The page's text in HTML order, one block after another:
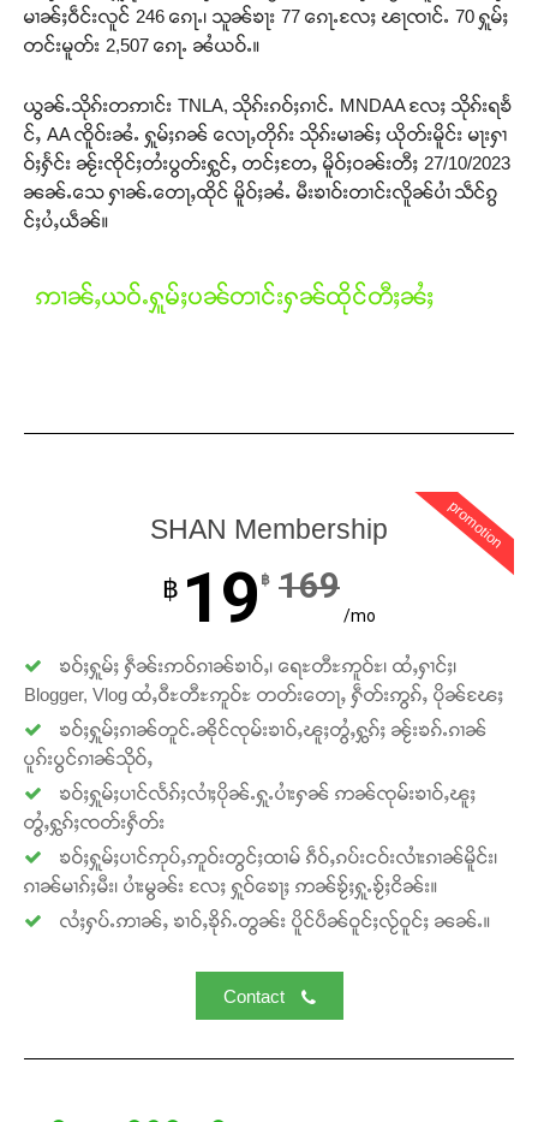
Support SHAN
တႃႇႁႂ်ႈသဵင်ၵၢင်ၸႂ်ၵူၼ်းမိူင်း ၵူႈတီႈၵူႈလႅၼ်ပေႃးတေၸွ
တ်ႇ တူဝ်ႈလုမ်ႈၾႃႉၼၼ်ႉ ၶဝ်ႈႁူမ်ႈၵမ်ႉထႅမ် ၸုမ်းၶၢ
ဝ်ႇၽူႈတွႆႇႁွၵ်ႈ လႆႈယူႇၶႃႈဢေႃႈ။
Donate Now
မၢၼ်ႈဝဵင်းလူင် 246 ၵေႃႉ၊ သူၼ်ၶႃး 77 ၵေႃႉလႄႈ ၽႃၸၢင်ႉ 70 ႁူမ်ႈ
တင်းမူတ်း 2,507 ၵေႃႉ ၼႆယဝ်ႉ။
ယွၼ်ႉသိုၵ်းတဢၢင်း TNLA, သိုၵ်းၵဝ်ႈၵၢင်ႉ MNDAA လႄႈ သိုၵ်းရၶႅ
င်ႇ AA ၸိူဝ်းၼႆႉ ႁူမ်ႈၵၼ် လေႃႇတိုၵ်း သိုၵ်းမၢၼ်ႈ ယိုတ်းမိူင်း မႃးႁၢ
ဝ်ႈႁႅင်း ၼႂ်းၸိုင်ႈတႆးပွတ်းႁွင်ႇ တင်ႈတႄႇ မိူဝ်ႈဝၼ်းတီႈ 27/10/2023
ၼၼ်ႉသေ ႁၢၼ်ႉတေႃႇထိုင် မိူဝ်ႈၼႆႉ မီးၶၢဝ်းတၢင်းလိူၼ်ပၢႆ သဵင်ၵွ
င်ႈပႆႇယဵၼ်။
ဢၢၼ်ႇယဝ်ႉႁူမ်ႈပၼ်တၢင်းႁၼ်ထိုင်တီႈၼႆႈ
promotion
SHAN Membership
฿ 19 ฿ 169
/mo
ၶဝ်ႈႁူမ်ႈ ႁဵၼ်းဢဝ်ၵၢၼ်ၶၢဝ်ႇ၊ ရေႊတီႊဢူဝ်ႊ၊ ထႆႇႁၢင်ႈ၊
Blogger, Vlog ထႆႇဝီႊတီႊဢူဝ်ႊ တတ်းတေႃႇ ႁဵတ်းဢွၵ်ႇ ပိုၼ်ၽႄႈ
ၶဝ်ႈႁူမ်ႈၵၢၼ်တူင်ႉၼိုင်ၸုမ်းၶၢဝ်ႇၽူႈတွႆႇႁွၵ်ႈ ၼႂ်းၶၵ်ႉၵၢၼ်
ပူၵ်းပွင်ၵၢၼ်သိုဝ်ႇ
ၶဝ်ႈႁူမ်ႈပၢင်လႅၵ်ႈလၢႆႈပိုၼ်ႉႁူႉပၢႆးႁၼ် ဢၼ်ၸုမ်းၶၢဝ်ႇၽူႈ
တွႆႇႁွၵ်ႈၸတ်းႁဵတ်း
ၶဝ်ႈႁူမ်ႈပၢင်ဢုပ်ႇဢူဝ်းတွင်ႈထၢမ် ၵဵဝ်ႇၵပ်းငဝ်းလၢႆးၵၢၼ်မိူင်း၊
ၵၢၼ်မၢၵ်ႈမီး၊ ပၢႆးမွၼ်း လႄႈ ႁူဝ်ၶေႃႈ ဢၼ်ၶႂ်ႈႁူႉၶႂ်ႈငိၼ်း။
လႆႈႁပ်ႉဢၢၼ်ႇ ၶၢဝ်ႇၶိုၵ်ႉတွၼ်း ပိူင်ပဵၼ်ဝူင်ႈလႂ်ဝူင်ႈ ၼၼ်ႉ။
Contact